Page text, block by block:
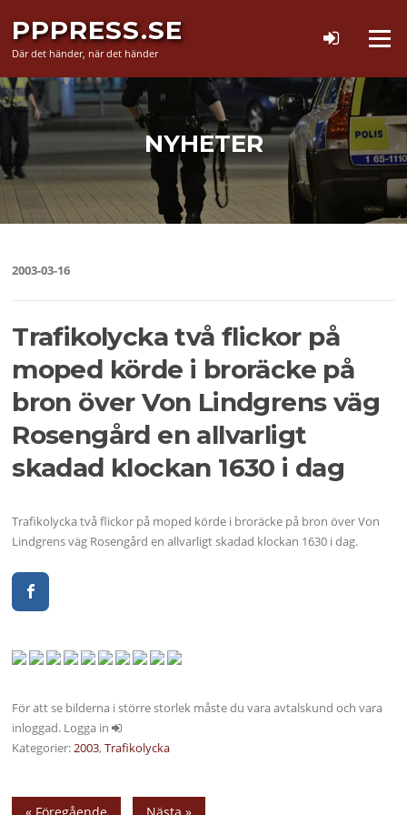
innehåll
PPPRESS.SE
Där det händer, när det händer
Meny
NYHETER
2003-03-16
Trafikolycka två flickor på
moped körde i broräcke på
bron över Von Lindgrens väg
Rosengård en allvarligt
skadad klockan 1630 i dag
Trafikolycka två flickor på moped körde i broräcke på bron över Von
Lindgrens väg Rosengård en allvarligt skadad klockan 1630 i dag.
För att se bilderna i större storlek måste du vara avtalskund och vara
inloggad. Logga in
Kategorier:2003,Trafikolycka